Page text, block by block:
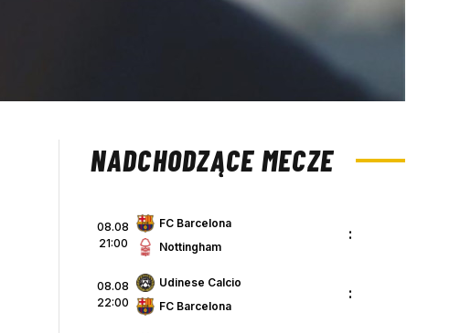
NADCHODZĄCE MECZE
08.08
21:00
FC Barcelona
Nottingham
:
08.08
22:00
Udinese Calcio
FC Barcelona
: